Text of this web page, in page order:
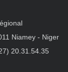
Niamey - Niger
20.31.54.35